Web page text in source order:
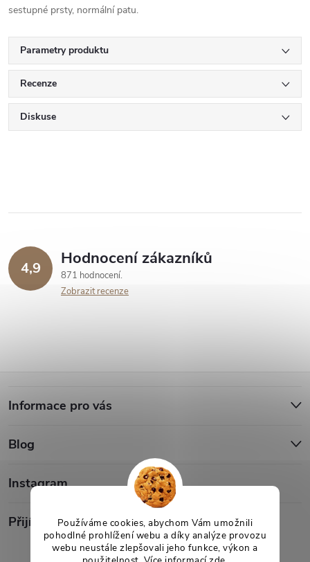
Používáme cookies, abychom Vám umožnili
pohodlné prohlížení webu a díky analýze provozu
webu neustále zlepšovali jeho funkce, výkon a
sestupné prsty, normální patu.
Parametry produktu
Recenze
Diskuse
4,9 Hodnocení zákazníků
871 hodnocení
Zobrazit recenze
á
p
a
Informace pro vás
Blog
Instagram
Přijímáme online platby